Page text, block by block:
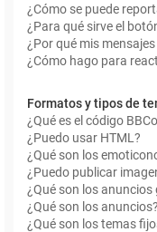
¿Cómo se puede
¿Para qué sirve el
¿Por qué mis
¿Cómo hago para
Formatos y tipos de
¿Qué es el código
¿Puedo usar HTML?
¿Qué son los
¿Puedo publicar
¿Qué son los anuncios
¿Qué son los anuncios?
¿Qué son los temas